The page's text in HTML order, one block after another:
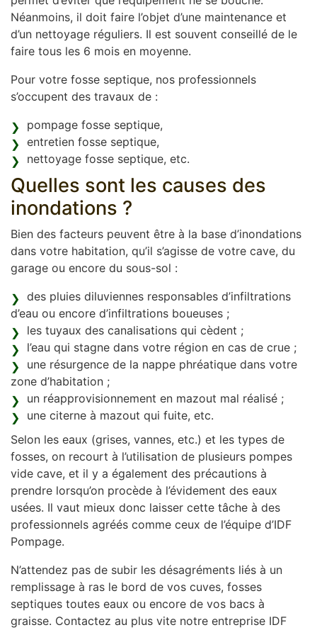
Néanmoins, il doit faire l’objet d’une maintenance et
d’un nettoyage réguliers. Il est souvent conseillé de le
faire tous les 6 mois en moyenne.
Pour votre fosse septique, nos professionnels
s’occupent des travaux de :
pompage fosse septique,
entretien fosse septique,
nettoyage fosse septique, etc.
Quelles sont les causes des
inondations ?
Bien des facteurs peuvent être à la base d’inondations
dans votre habitation, qu’il s’agisse de votre cave, du
garage ou encore du sous-sol :
des pluies diluviennes responsables d’infiltrations
d’eau ou encore d’infiltrations boueuses ;
les tuyaux des canalisations qui cèdent ;
l’eau qui stagne dans votre région en cas de crue ;
une résurgence de la nappe phréatique dans votre
zone d’habitation ;
un réapprovisionnement en mazout mal réalisé ;
une citerne à mazout qui fuite, etc.
Selon les eaux (grises, vannes, etc.) et les types de
fosses, on recourt à l’utilisation de plusieurs pompes
vide cave, et il y a également des précautions à
prendre lorsqu’on procède à l’évidement des eaux
usées. Il vaut mieux donc laisser cette tâche à des
professionnels agréés comme ceux de l’équipe d’IDF
Pompage.
N’attendez pas de subir les désagréments liés à un
remplissage à ras le bord de vos cuves, fosses
septiques toutes eaux ou encore de vos bacs à
graisse. Contactez au plus vite notre entreprise IDF